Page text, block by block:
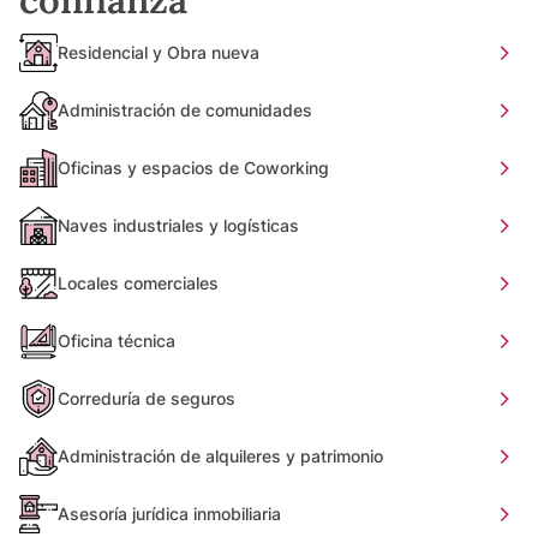
Residencial y Obra nueva
Administración de comunidades
Oficinas y espacios de Coworking
Naves industriales y logísticas
Locales comerciales
Oficina técnica
Correduría de seguros
Administración de alquileres y patrimonio
Asesoría jurídica inmobiliaria